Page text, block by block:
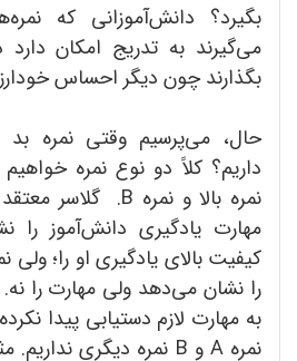
بگیرد؟ دانش‌آموزانی که
می‌گیرند به تدریج امکان
بگذارند چون دیگر احساس
حال، می‌پرسیم وقتی نمره بد
مهارت‌ یادگیری دانش‌آموز
را نشان می‌دهد ولی مهارت را
به مهارت لازم دستیابی پیدا